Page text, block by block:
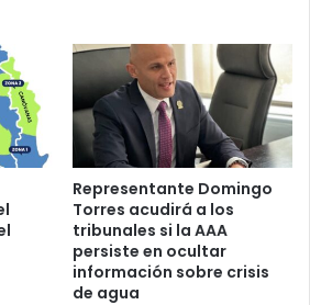
Representante Domingo
Torres acudirá a los
tribunales si la AAA
persiste en ocultar
información sobre crisis
de agua